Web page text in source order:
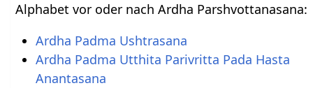
Alphabet vor oder nach Ardha Parshvottanasana:
Ardha Padma Ushtrasana
Ardha Padma Utthita Parivritta Pada Hasta
Anantasana